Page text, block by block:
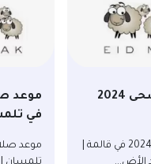
موعد صلاة عيد الأضحى 2024
موعد صلاة عيد الأضحى 2024 في قالمة |
في